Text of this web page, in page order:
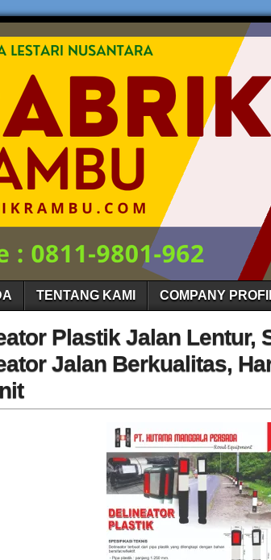
TENTANG KAMI COMPANY
Plastik Jalan Lentur,
Jalan Berkualitas,